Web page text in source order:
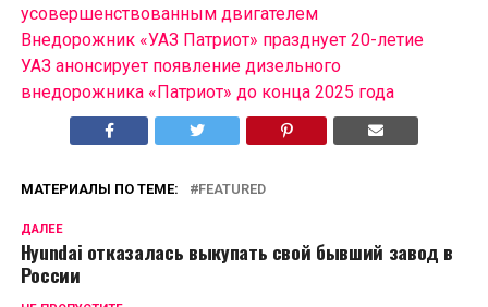
усовершенствованным двигателем
Внедорожник «УАЗ Патриот» празднует 20-летие
УАЗ анонсирует появление дизельного
внедорожника «Патриот» до конца 2025 года
МАТЕРИАЛЫ ПО ТЕМЕ: FEATURED
ДАЛЕЕ
Hyundai отказалась выкупать свой бывший завод в
России